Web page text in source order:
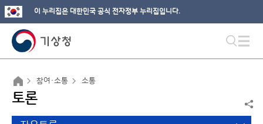
이 누리집은 대한민국 공식 전자정부 누리집입니다.
참여·소통 소통
토론